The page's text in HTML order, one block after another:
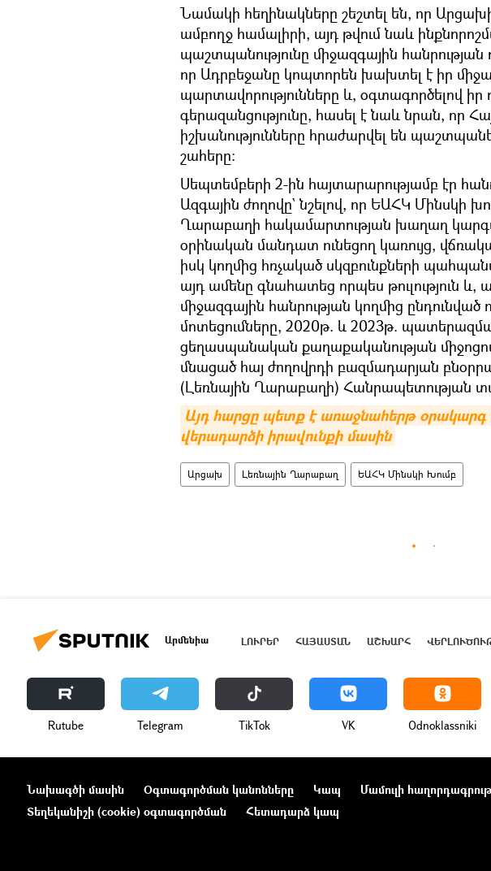
Նամակի հեղինակները շեշտել են, որ
ամբողջ համալիրի, այդ թվում նաև
պաշտպանությունը միջազգային
որ Ադրբեջանը կոպտորեն խախտել է իր
պարտավորությունները և, օգտագործելով
գերազանցությունը, հասել է նաև նրան, որ
իշխանությունները հրաժարվել են
շահերը։
Սեպտեմբերի 2-ին հայտարարությամբ էր
Ազգային ժողովը` նշելով, որ ԵԱՀԿ Մինսկի
Ղարաբաղի հակամարտության խաղաղ
օրինական մանդատ ունեցող կառույց,
իսկ կողմից հռչակած սկզբունքների
այդ ամենը գնահատեց որպես թուլություն և,
միջազգային հանրության կողմից ընդունված
մոտեցումները, 2020թ. և 2023թ.
ցեղասպանական քաղաքականության
մնացած հայ ժողովրդի բազմադարյան
(Լեռնային Ղարաբաղի) Հանրապետության
Այդ հարցը պետք է առաջնահերթ
վերադարձի իրավունքի մասին
Արցախ Լեռնային Ղարաբաղ ԵԱՀԿ Մինսկի Խումբ
Արմենիա ԼՈՒՐԵՐ ՀԱՅԱՍՏԱՆ ԱՇԽԱՐՀ
Rutube Telegram ТikТоk VK Odnoklassniki
Նախագծի մասին Օգտագործման կանոնները Կապ Մամուլի
Տեղեկանիշի (cookie) օգտագործման
Հետադարձ կապ